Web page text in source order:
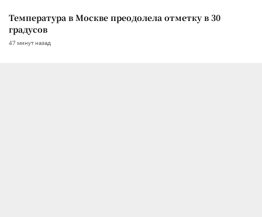
Температура в Москве преодолела отметку в 30
градусов
47 минут назад